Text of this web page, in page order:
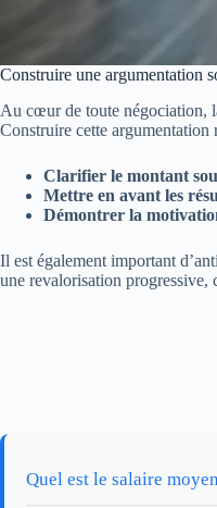
Construire une argumentation
Au cœur de toute négociation,
Construire cette argumentation
Clarifier le montant
Mettre en avant les
Démontrer la
Il est également important
une revalorisation progressive,
Quel est le salaire